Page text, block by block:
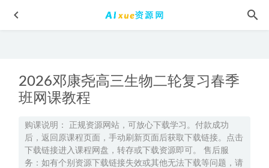
2026邓康尧高三生物二轮复习春季
班网课教程
购课说明： 正规资源网站，可放心下载学习。付款成功
后，返回原课程页面，手动刷新页面后获取下载链接。点击
下载链接进入课程网盘，转存或下载资源即可。 售后服
务：如有个别资源下载链接失效或其他无法下载等问题，请
有道2022刘杰高三物理全年班课程高考物理复习视频教程+讲
义+点睛班 2023-08-03